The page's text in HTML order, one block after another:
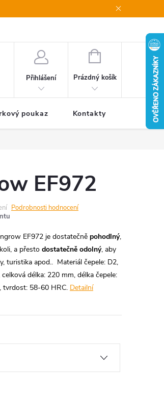
Přihlášení
NÁKUPNÍ
Prázdný košík
poukaz Kontakty
EF972
Podrobnosti hodnocení
EF972 je dostatečně pohodlný,
a přesto dostatečně odolný, aby
turistika apod.. Materiál čepele: D2,
délka: 220 mm, délka čepele:
tvrdost: 58-60 HRC. Detailní